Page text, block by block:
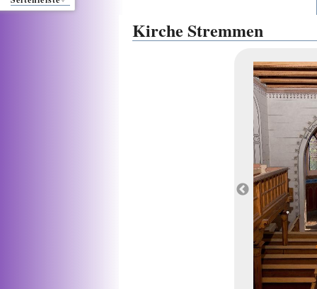
Kirche Stremmen